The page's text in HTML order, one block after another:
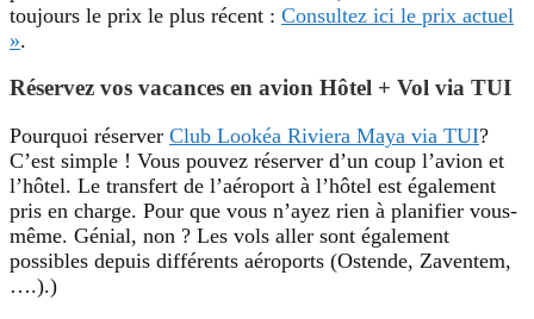
toujours le prix le plus récent : Consultez ici le prix actuel
».
Réservez vos vacances en avion Hôtel + Vol via TUI
Pourquoi réserver Club Lookéa Riviera Maya via TUI?
C’est simple ! Vous pouvez réserver d’un coup l’avion et
l’hôtel. Le transfert de l’aéroport à l’hôtel est également
pris en charge. Pour que vous n’ayez rien à planifier vous-
même. Génial, non ? Les vols aller sont également
possibles depuis différents aéroports (Ostende, Zaventem,
….).)